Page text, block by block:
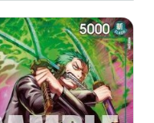
& Ace (ST30-001)
- Starter Deck: EX Luffy